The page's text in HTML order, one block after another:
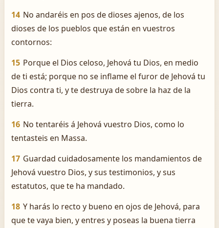
14 No andaréis en pos de dioses ajenos, de los
dioses de los pueblos que están en vuestros
contornos:
15 Porque el Dios celoso, Jehová tu Dios, en medio
de ti está; porque no se inflame el furor de Jehová tu
Dios contra ti, y te destruya de sobre la haz de la
tierra.
16 No tentaréis á Jehová vuestro Dios, como lo
tentasteis en Massa.
17 Guardad cuidadosamente los mandamientos de
Jehová vuestro Dios, y sus testimonios, y sus
estatutos, que te ha mandado.
18 Y harás lo recto y bueno en ojos de Jehová, para
que te vaya bien, y entres y poseas la buena tierra